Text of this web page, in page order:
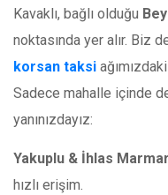
Kavaklı, bağlı olduğu
noktasında yer alır. Biz
korsan taksi
Sadece mahalle içinde
yanınızdayız:
Yakuplu & İhlas
hızlı erişim.